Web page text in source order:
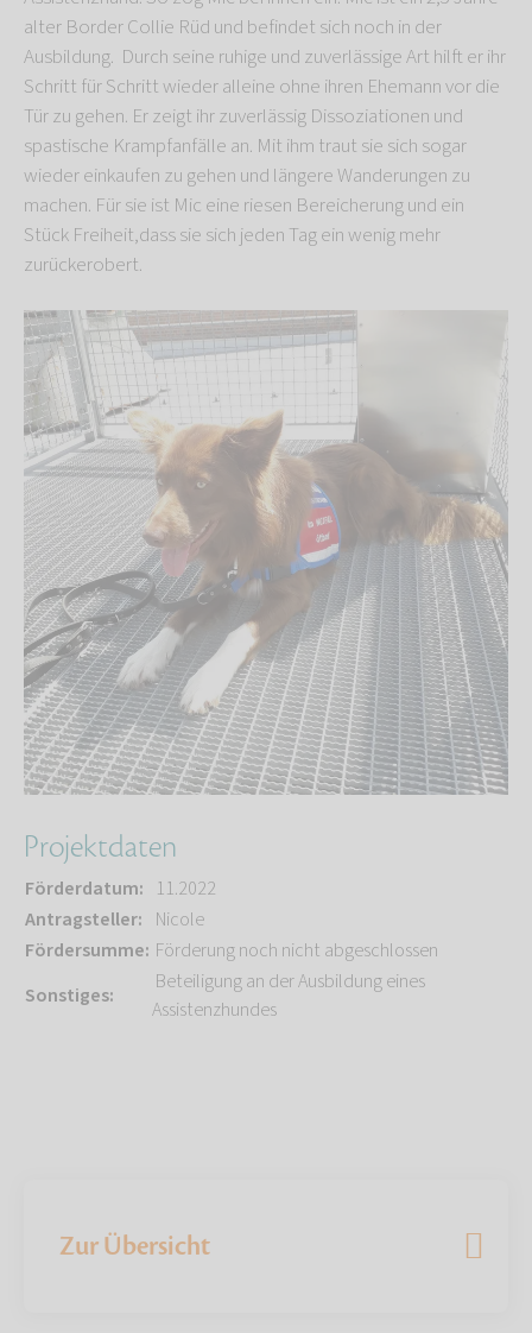
alter Border Collie Rüd und befindet sich noch in der
Ausbildung. Durch seine ruhige und zuverlässige Art hilft er ihr
Schritt für Schritt wieder alleine ohne ihren Ehemann vor die
Tür zu gehen. Er zeigt ihr zuverlässig Dissoziationen und
spastische Krampfanfälle an. Mit ihm traut sie sich sogar
wieder einkaufen zu gehen und längere Wanderungen zu
machen. Für sie ist Mic eine riesen Bereicherung und ein
Stück Freiheit,dass sie sich jeden Tag ein wenig mehr
zurückerobert.
Projektdaten
Förderdatum: 11.2022
Antragsteller: Nicole
Fördersumme: Förderung noch nicht abgeschlossen
Sonstiges:
Beteiligung an der Ausbildung eines
Assistenzhundes
Zur Übersicht